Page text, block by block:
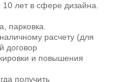
лет в сфере дизайна.
парковка.
расчету (для
договор
и повышения
получить